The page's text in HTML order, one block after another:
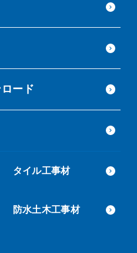
ード
タイル工事材
防水土木工事材